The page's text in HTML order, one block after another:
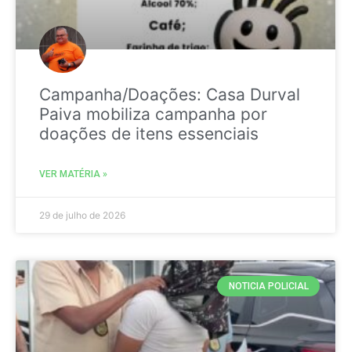
Campanha/Doações: Casa Durval
Paiva mobiliza campanha por
doações de itens essenciais
VER MATÉRIA »
29 de julho de 2026
NOTICIA POLICIAL